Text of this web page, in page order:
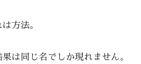
方法。
は同じ名でしか現れません。